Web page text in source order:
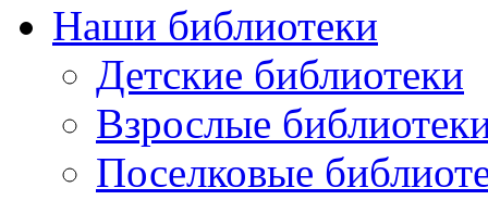
Наши библиотеки
Детские библиотеки
Взрослые
Поселковые